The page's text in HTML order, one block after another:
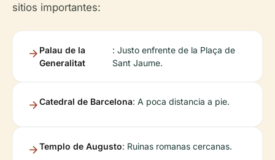
sitios importantes:
Palau de la
Generalitat
: Justo enfrente de la Plaça de
Sant Jaume.
Catedral de Barcelona: A poca distancia a pie.
Templo de Augusto: Ruinas romanas cercanas.